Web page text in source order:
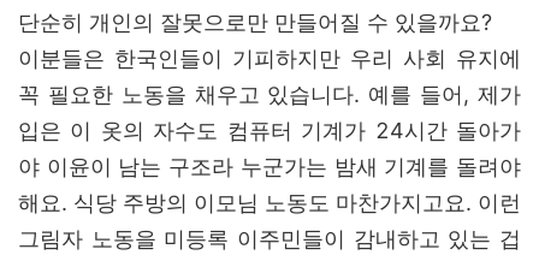
단순히 개인의 잘못으로만 만들어질 수 있을까요?
이분들은 한국인들이 기피하지만 우리 사회 유지에
꼭 필요한 노동을 채우고 있습니다. 예를 들어, 제가
입은 이 옷의 자수도 컴퓨터 기계가 24시간 돌아가
야 이윤이 남는 구조라 누군가는 밤새 기계를 돌려야
해요. 식당 주방의 이모님 노동도 마찬가지고요. 이런
그림자 노동을 미등록 이주민들이 감내하고 있는 겁